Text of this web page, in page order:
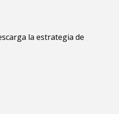
la estrategia de